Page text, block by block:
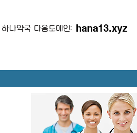
하나약국 다음도메인: hana13.xyz